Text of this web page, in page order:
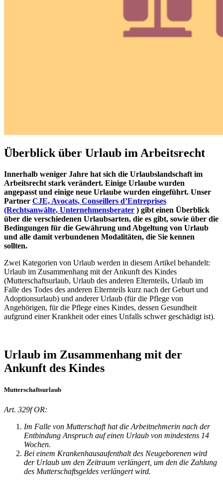
Überblick über Urlaub im Arbeitsrecht
Innerhalb weniger Jahre hat sich die Urlaubslandschaft im
Arbeitsrecht stark verändert. Einige Urlaube wurden
angepasst und einige neue Urlaube wurden eingeführt. Unser
Partner CJE, Avocats, Conseillers d’Entreprises
(Rechtsanwälte, Unternehmensberater ) gibt einen Überblick
über die verschiedenen Urlaubsarten, die es gibt, sowie über die
Bedingungen für die Gewährung und Abgeltung von Urlaub
und alle damit verbundenen Modalitäten, die Sie kennen
sollten.
Zwei Kategorien von Urlaub werden in diesem Artikel behandelt:
Urlaub im Zusammenhang mit der Ankunft des Kindes
(Mutterschaftsurlaub, Urlaub des anderen Elternteils, Urlaub im
Falle des Todes des anderen Elternteils kurz nach der Geburt und
Adoptionsurlaub) und anderer Urlaub (für die Pflege von
Angehörigen, für die Pflege eines Kindes, dessen Gesundheit
aufgrund einer Krankheit oder eines Unfalls schwer geschädigt ist).
Urlaub im Zusammenhang mit der
Ankunft des Kindes
Mutterschaftsurlaub
Art. 329f OR:
Im Falle von Mutterschaft hat die Arbeitnehmerin nach der
Entbindung Anspruch auf einen Urlaub von mindestens 14
Wochen.
Bei einem Krankenhausaufenthalt des Neugeborenen wird
der Urlaub um den Zeitraum verlängert, um den die Zahlung
des Mutterschaftsgeldes verlängert wird.